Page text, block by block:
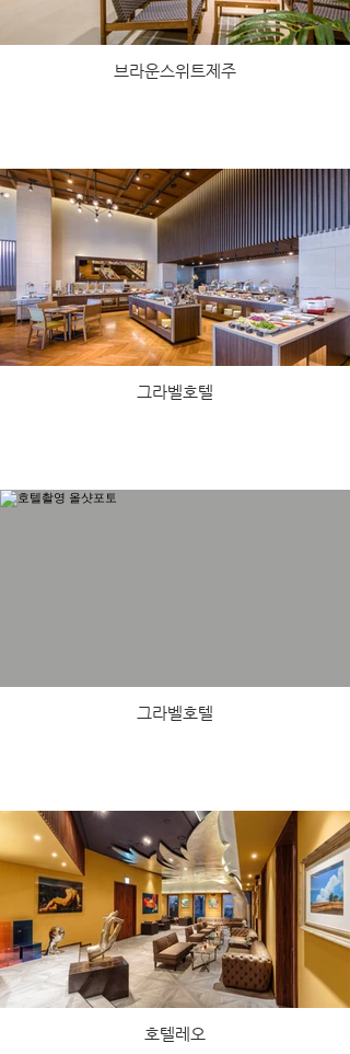
브라운스위트제주
그라벨호텔
그라벨호텔
호텔레오